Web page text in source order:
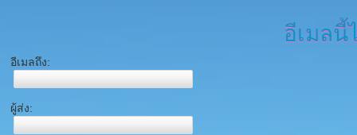
อีเมลนี้
อีเมลถึง:
ผู้ส่ง: